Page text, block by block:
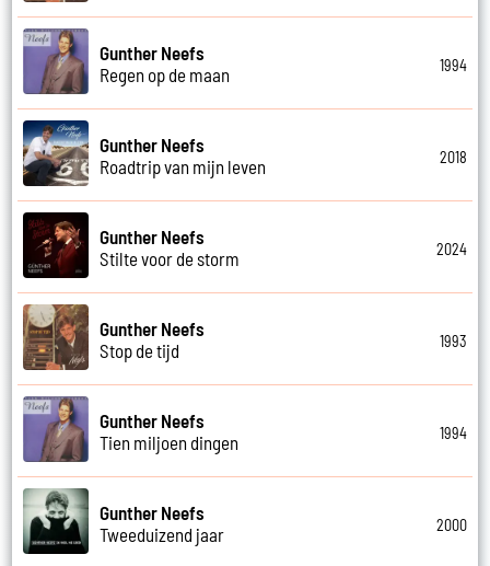
Gunther Neefs
Regen op de maan
1994
Gunther Neefs
Roadtrip van mijn leven
2018
Gunther Neefs
Stilte voor de storm
2024
Gunther Neefs
Stop de tijd
1993
Gunther Neefs
Tien miljoen dingen
1994
Gunther Neefs
Tweeduizend jaar
2000